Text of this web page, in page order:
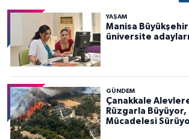
YAŞAM
Manisa
üniversite
GÜNDEM
Çanakkale
Rüzgarla
Mücadelesi